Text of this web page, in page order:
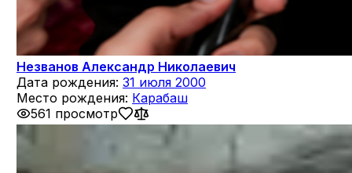
Незванов Александр Николаевич
Дата рождения: 31 июля 2000
Место рождения: Карабаш
561 просмотр